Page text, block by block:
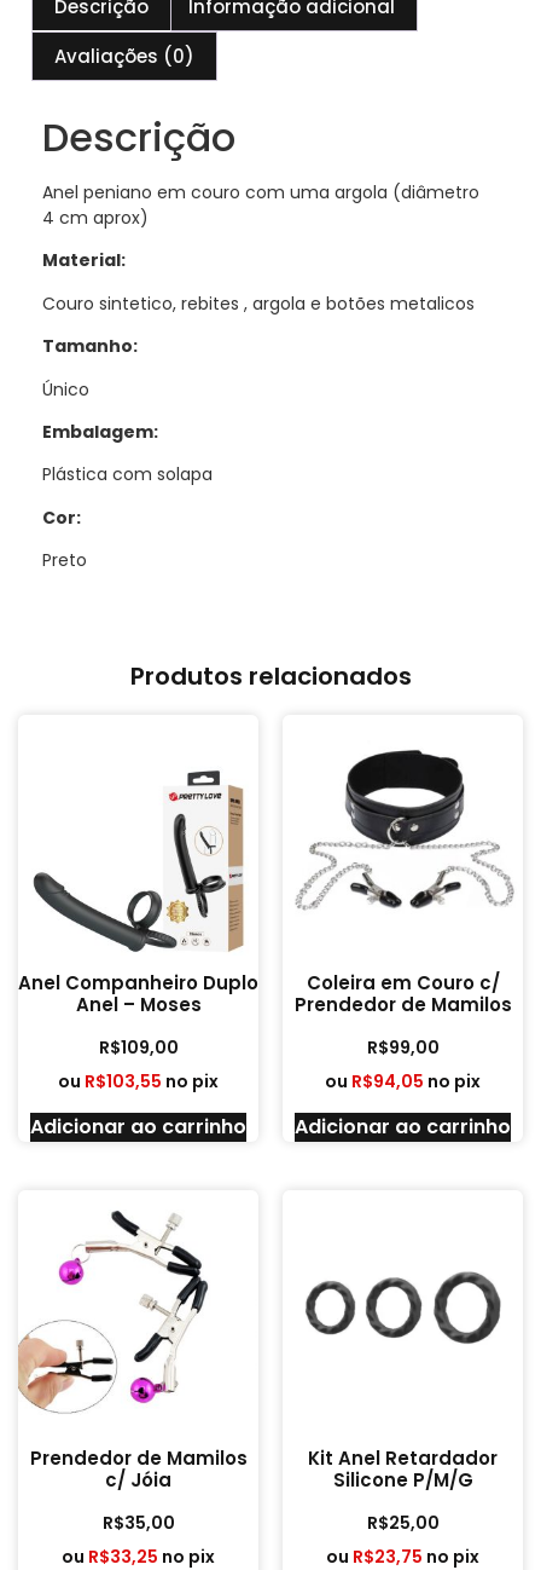
Descrição
Informação adicional
Avaliações (0)
Descrição
Anel peniano em couro com uma argola (diâmetro
4 cm aprox)
Material:
Couro sintetico, rebites , argola e botões metalicos
Tamanho:
Único
Embalagem:
Plástica com solapa
Cor:
Preto
Produtos relacionados
Anel Companheiro Duplo
Anel – Moses
R$109,00
ou R$103,55 no pix
Adicionar ao carrinho
Coleira em Couro c/
Prendedor de Mamilos
R$99,00
ou R$94,05 no pix
Adicionar ao carrinho
Prendedor de Mamilos
c/ Jóia
R$35,00
ou R$33,25 no pix
Kit Anel Retardador
Silicone P/M/G
R$25,00
ou R$23,75 no pix